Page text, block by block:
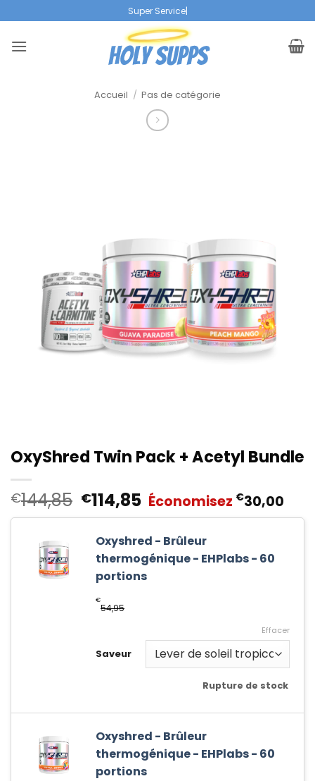
to
content
Super Service|
Accueil / Pas de catégorie
OxyShred Twin Pack + Acetyl Bundle
€144,85 Le
prix
initial
était :
€144,85.
€114,85Le
prix
actuel
est :
€114,85.
Économisez €30,00
Oxyshred - Brûleur
thermogénique - EHPlabs - 60
portions
€
54,95
Saveur
Effacer
Rupture de stock
Oxyshred - Brûleur
thermogénique - EHPlabs - 60
portions